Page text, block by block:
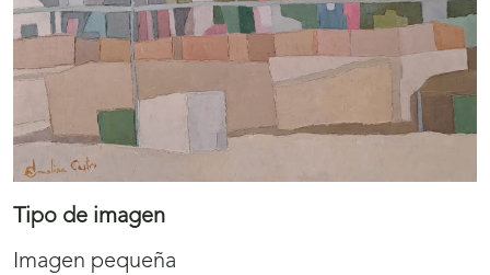
Tipo de imagen
Imagen pequeña